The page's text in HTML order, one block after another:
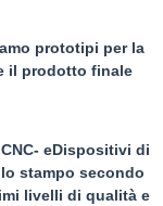
prototipi per la
il prodotto finale
- eDispositivi di
stampo secondo
livelli di qualità e